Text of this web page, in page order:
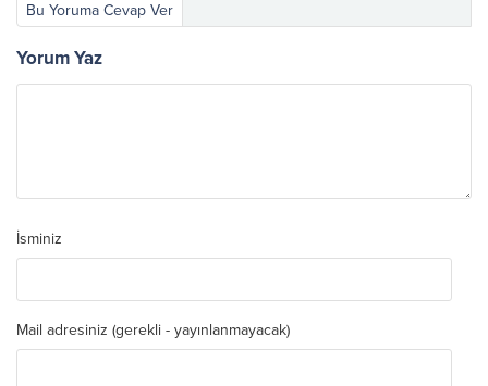
Bu Yoruma Cevap Ver
Yorum Yaz
İsminiz
Mail adresiniz (gerekli - yayınlanmayacak)